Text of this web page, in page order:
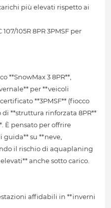
più elevati rispetto ai
105R 8PR 3PMSF per
**SnowMax 3 8PR**,
per **veicoli
**3PMSF** (fiocco
**struttura rinforzata 8PR**
È pensato per offrire
guida** su **neve,
il rischio di aquaplaning
anche sotto carico.
affidabili in **inverni